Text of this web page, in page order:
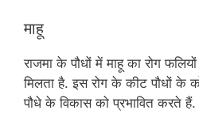
माहू
राजमा के पौधों में माहू का रोग
मिलता है. इस रोग के कीट पौधों के
पौधे के विकास को प्रभावित करते